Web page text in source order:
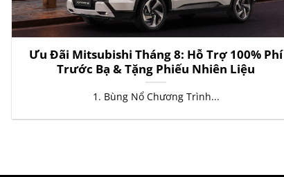
Ưu Đãi Mitsubishi Tháng 8: Hỗ Trợ 100% Phí
Trước Bạ & Tặng Phiếu Nhiên Liệu
1. Bùng Nổ Chương Trình...